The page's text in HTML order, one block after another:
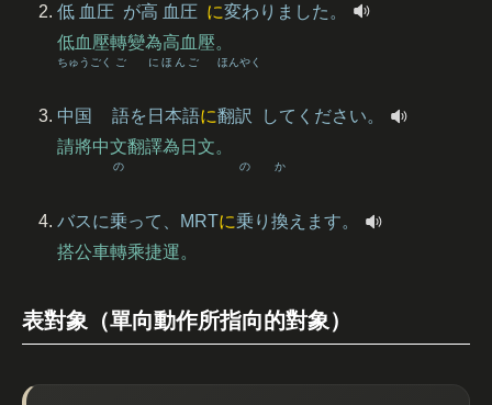
低 血圧 が高 血圧 に変わりました。
低血壓轉變為高血壓。
中国
ちゅうごく
語
ご
を 日本語
にほんご
に翻訳
ほんやく
してください。
請將中文翻譯為日文。
バスに乗
の
って、MRTに乗
の
り 換
か
えます。
搭公車轉乘捷運。
表對象（單向動作所指向的對象）